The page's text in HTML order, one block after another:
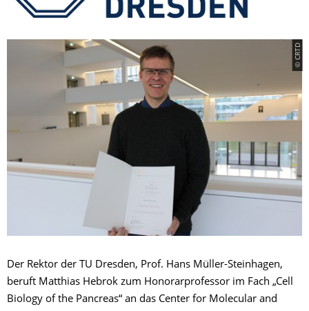
© CRTD
Der Rektor der TU Dresden, Prof. Hans Müller-Steinhagen,
beruft Matthias Hebrok zum Honorarprofessor im Fach „Cell
Biology of the Pancreas“ an das Center for Molecular and